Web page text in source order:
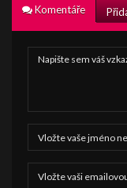
Komentáře